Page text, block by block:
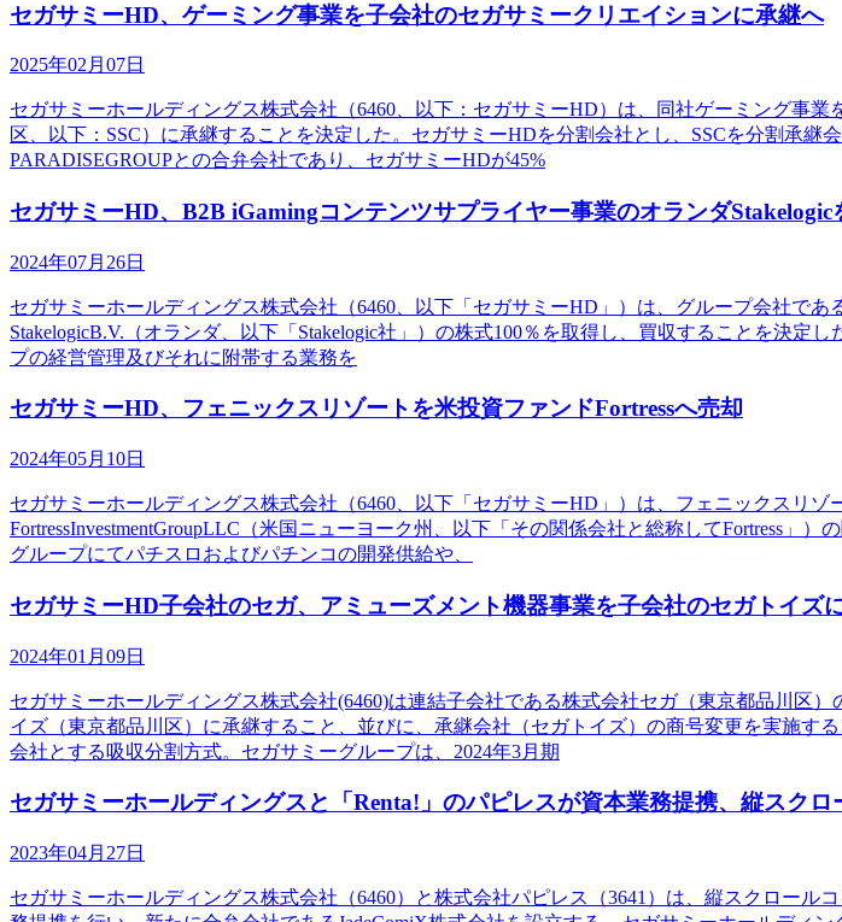
セガサミーHD、ゲーミング事業を子会社のセガサミークリエイションに承継へ
2025年02月07日
セガサミーホールディングス株式会社（6460、以下：セガサミーHD）は、同社ゲーミング事
区、以下：SSC）に承継することを決定した。セガサミーHDを分割会社とし、SSCを分割承
PARADISEGROUPとの合弁会社であり、セガサミーHDが45%
セガサミーHD、B2B iGamingコンテンツサプライヤー事業のオランダStakelogic
2024年07月26日
セガサミーホールディングス株式会社（6460、以下「セガサミーHD」）は、グループ会社で
StakelogicB.V.（オランダ、以下「Stakelogic社」）の株式100％を取得し、買収することを決
プの経営管理及びそれに附帯する業務を
セガサミーHD、フェニックスリゾートを米投資ファンドFortressへ売却
2024年05月10日
セガサミーホールディングス株式会社（6460、以下「セガサミーHD」）は、フェニックスリ
FortressInvestmentGroupLLC（米国ニューヨーク州、以下「その関係会社と総称してFortress」
グループにてパチスロおよびパチンコの開発供給や、
セガサミーHD子会社のセガ、アミューズメント機器事業を子会社のセガトイズ
2024年01月09日
セガサミーホールディングス株式会社(6460)は連結子会社である株式会社セガ（東京都品川区
イズ（東京都品川区）に承継すること、並びに、承継会社（セガトイズ）の商号変更を実施す
会社とする吸収分割方式。セガサミーグループは、2024年3月期
セガサミーホールディングスと「Renta!」のパピレスが資本業務提携、縦スク
2023年04月27日
セガサミーホールディングス株式会社（6460）と株式会社パピレス（3641）は、縦スクロー